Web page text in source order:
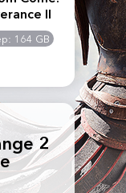
II
164 GB
2